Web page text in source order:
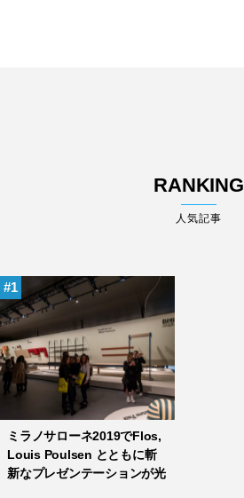
RANKING
人気記事
1
ミラノサローネ2019でFlos,
Louis Poulsen とともに斬
新なプレゼンテーションが光